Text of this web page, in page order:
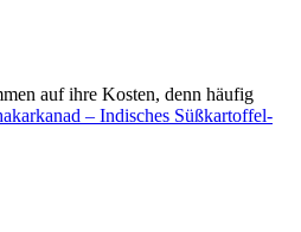
auf ihre Kosten, denn häufig
– Indisches Süßkartoffel-